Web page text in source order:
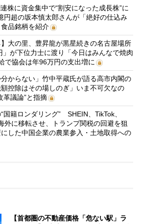
株に資金集中で“割安になった成長株”に
超の坂本慎太郎さんが「絶好の仕込み
品銘柄を紹介
】大の里、豊昇龍が黒星続きの名古屋場所
」が下位力士に渡り「今日はみんなで焼肉
協会は年96万円の支出増に
分からない」竹中平蔵氏が語る高市内閣の
控除はその場しのぎ」いま不可欠なの
革議論”と指摘
国籍ロンダリング” SHEIN、TikTok、
に移転させ、トランプ関税の回避を狙
した中国企業の農業参入・土地取得への
【首都圏の不動産価格「危ない駅」ラ